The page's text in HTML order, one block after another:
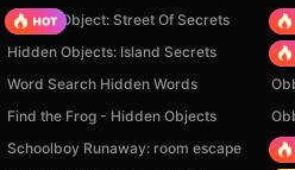
Hidden Object: Street Of Secrets
Hidden Objects: Island Secrets
Word Search Hidden Words
Find the Frog - Hidden Objects
Schoolboy Runaway: room escape